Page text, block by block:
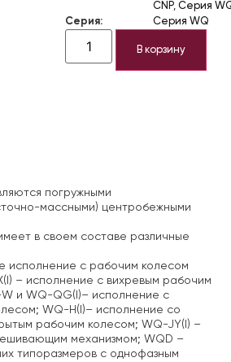
CNP, Серия
Серия:
Серия WQ
В корзину
погружными
массными) центробежными
в своем составе различные
исполнение с рабочим колесом
– исполнение с вихревым рабочим
и WQ-QG(I)– исполнение с
WQ-H(I)– исполнение со
рабочим колесом; WQ-JY(I) –
механизмом; WQD –
типоразмеров с однофазным